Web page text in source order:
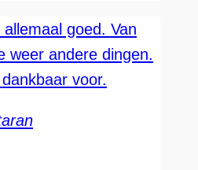
goed. Van
weer andere dingen.
voor.